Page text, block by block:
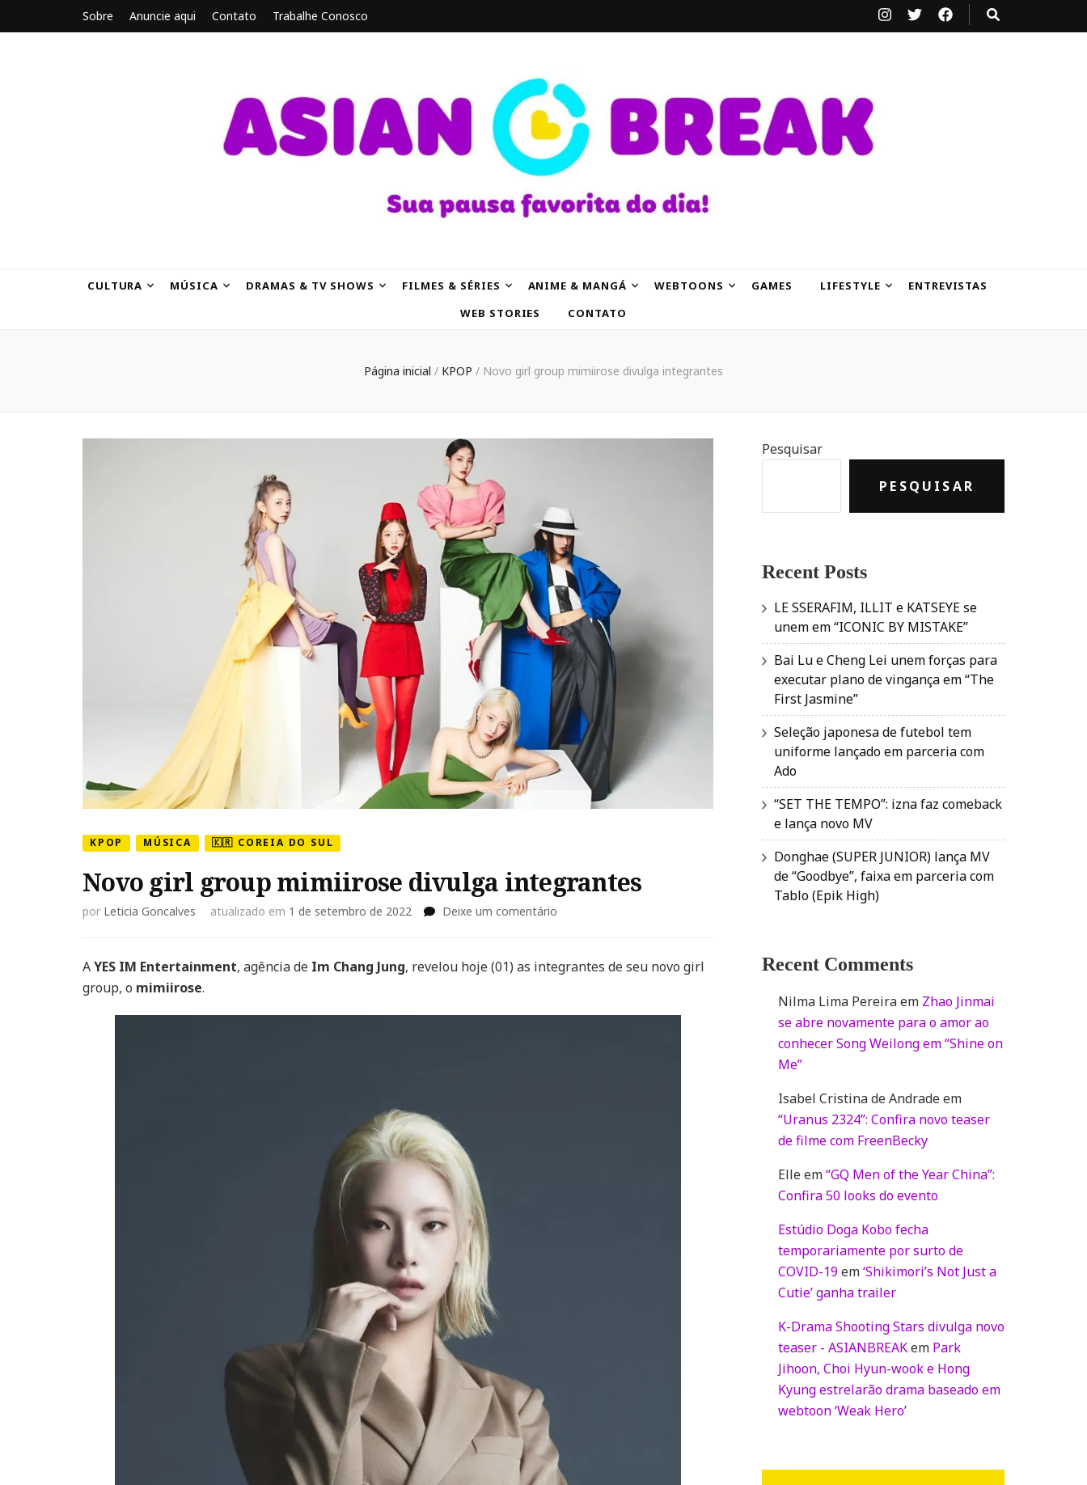
Sobre Anuncie aqui Contato Trabalhe Conosco
CULTURA MÚSICA DRAMAS & TV SHOWS FILMES & SÉRIES ANIME & MANGÁ WEBTOONS GAMES LIFESTYLE
ENTREVISTAS
WEB STORIES
CONTATO
Página inicial / KPOP / Novo girl group mimiirose divulga integrantes
KPOP MÚSICA 🇰🇷 COREIA DO SUL
Novo girl group mimiirose divulga integrantes
por Leticia Goncalves atualizado em 1 de setembro de 2022 Deixe um comentário
group
mimiirose
integrantes
AYES IM Entertainment, agência de Im Chang Jung, revelou hoje (01) as integrantes de seu novo girl
group, o mimiirose.
Pesquisar
PESQUISAR
Recent Posts
LE SSERAFIM, ILLIT e KATSEYE se
unem em “ICONIC BY MISTAKE”
Bai Lu e Cheng Lei unem forças para
executar plano de vingança em “The
First Jasmine”
Seleção japonesa de futebol tem
uniforme lançado em parceria com
Ado
“SET THE TEMPO”: izna faz comeback
e lança novo MV
Donghae (SUPER JUNIOR) lança MV
de “Goodbye”, faixa em parceria com
Tablo (Epik High)
Recent Comments
Nilma Lima Pereiraem Zhao Jinmai
se abre novamente para o amor ao
conhecer Song Weilong em “Shine on
Me”
Isabel Cristina de Andradeem
“Uranus 2324”: Confira novo teaser
de filme com FreenBecky
Elleem“GQ Men of the Year China”:
Confira 50 looks do evento
Estúdio Doga Kobo fecha
temporariamente por surto de
COVID-19em‘Shikimori’s Not Just a
Cutie’ ganha trailer
K-Drama Shooting Stars divulga novo
teaser - ASIANBREAKem Park
Jihoon, Choi Hyun-wook e Hong
Kyung estrelarão drama baseado em
webtoon ‘Weak Hero’